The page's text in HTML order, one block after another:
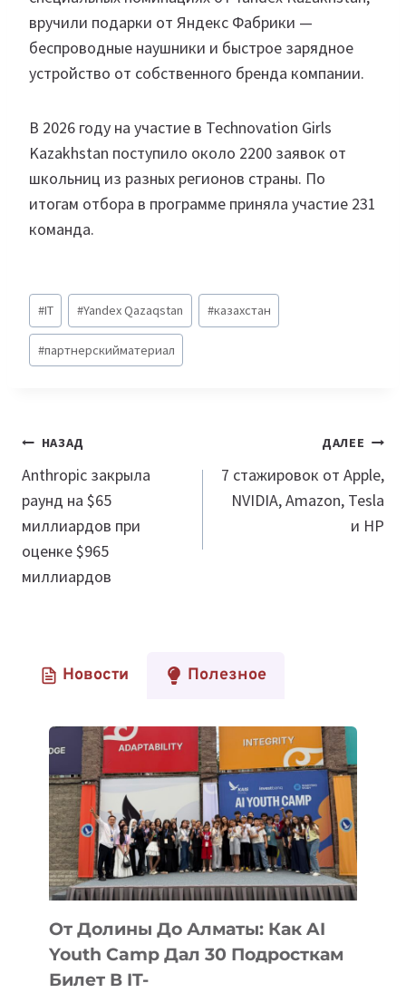
вручили подарки от Яндекс Фабрики —
беспроводные наушники и быстрое зарядное
устройство от собственного бренда компании.
В 2026 году на участие в Technovation Girls
Kazakhstan поступило около 2200 заявок от
школьниц из разных регионов страны. По
итогам отбора в программе приняла участие 231
команда.
Метки
записи:
#IT #Yandex Qazaqstan #казахстан
#партнерскийматериал
Навигация
по
записям
НАЗАД
Anthropic закрыла
раунд на $65
миллиардов при
оценке $965
миллиардов
ДАЛЕЕ
7 стажировок от Apple,
NVIDIA, Amazon, Tesla
и HP
Новости Полезное
От Долины До Алматы: Как AI
Youth Camp Дал 30 Подросткам
Билет В IT-